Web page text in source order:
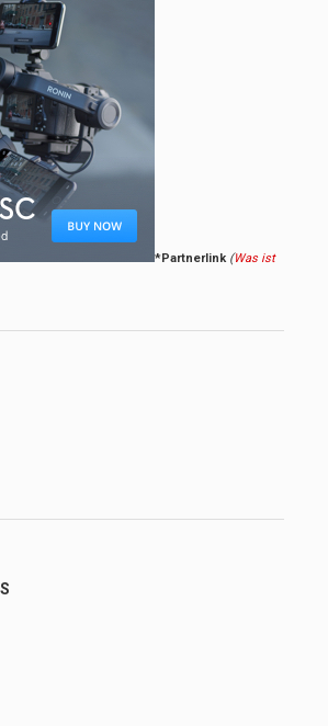
*Partnerlink (Was ist